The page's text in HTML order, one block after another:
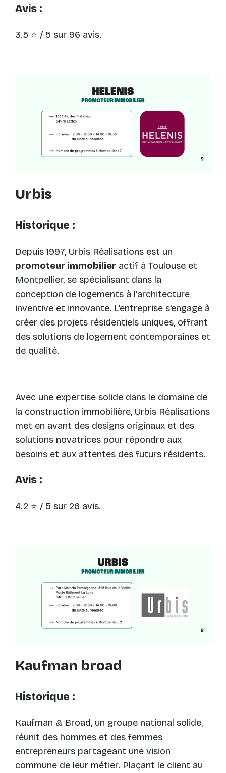
Avis :
3.5 ⭐ / 5 sur 96 avis.
Urbis
Historique :
Depuis 1997, Urbis Réalisations est un
promoteur immobilier actif à Toulouse et
Montpellier, se spécialisant dans la
conception de logements à l'architecture
inventive et innovante. L'entreprise s'engage à
créer des projets résidentiels uniques, offrant
des solutions de logement contemporaines et
de qualité.
Avec une expertise solide dans le domaine de
la construction immobilière, Urbis Réalisations
met en avant des designs originaux et des
solutions novatrices pour répondre aux
besoins et aux attentes des futurs résidents.
Avis :
4.2 ⭐ / 5 sur 26 avis.
Kaufman broad
Historique :
Kaufman & Broad, un groupe national solide,
réunit des hommes et des femmes
entrepreneurs partageant une vision
commune de leur métier. Plaçant le client au